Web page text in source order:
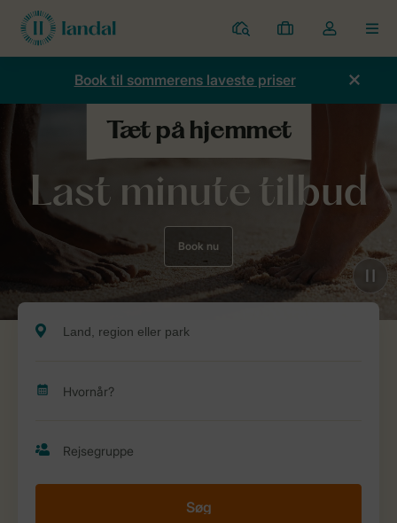
Parker
Mine
bookinger
Toggle
the
Book til sommerens laveste priser
Last minute tilbud
Book nu
Søg